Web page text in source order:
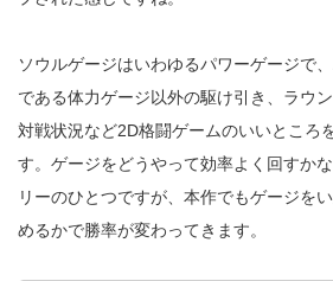
ソウルゲージはいわゆるパワーゲージで
である体力ゲージ以外の駆け引き、ラウ
対戦状況など2D格闘ゲームのいいところ
す。ゲージをどうやって効率よく回すか
リーのひとつですが、本作でもゲージを
めるかで勝率が変わってきます。